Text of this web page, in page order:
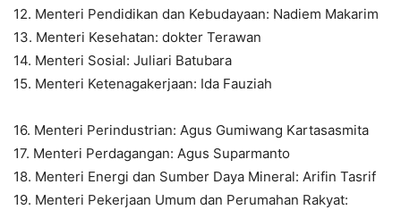
12. Menteri Pendidikan dan Kebudayaan: Nadiem Makarim
13. Menteri Kesehatan: dokter Terawan
14. Menteri Sosial: Juliari Batubara
15. Menteri Ketenagakerjaan: Ida Fauziah
16. Menteri Perindustrian: Agus Gumiwang Kartasasmita
17. Menteri Perdagangan: Agus Suparmanto
18. Menteri Energi dan Sumber Daya Mineral: Arifin Tasrif
19. Menteri Pekerjaan Umum dan Perumahan Rakyat: